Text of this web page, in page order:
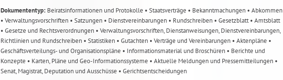
Dokumententyp: Beiratsinformationen und Protokolle • Staatsverträge • Bekanntmachungen • Abkommen
• Verwaltungsvorschriften • Satzungen • Dienstvereinbarungen • Rundschreiben • Gesetzblatt• Amtsblatt
• Gesetze und Rechtsverordnungen • Verwaltungsvorschriften, Dienstanweisungen, Dienstvereinbarungen,
Richtlinien und Rundschreiben • Statistiken • Gutachten • Verträge und Vereinbarungen • Aktenpläne •
Geschäftsverteilungs- und Organisationspläne • Informationsmaterial und Broschüren • Berichte und
Konzepte • Karten, Pläne und Geo-Informationssysteme • Aktuelle Meldungen und Pressemitteilungen •
Senat, Magistrat, Deputation und Ausschüsse • Gerichtsentscheidungen